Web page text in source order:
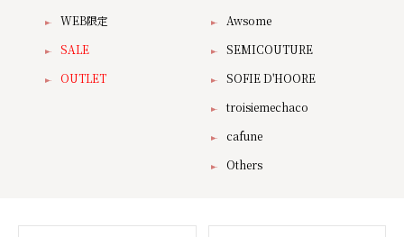
WEB限定
SALE
OUTLET
Awsome
SEMICOUTURE
SOFIE D'HOORE
troisiemechaco
cafune
Others